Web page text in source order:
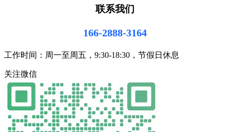
联系我们
166-2888-3164
工作时间：周一至周五，9:30-18:30，节假日休息
关注微信